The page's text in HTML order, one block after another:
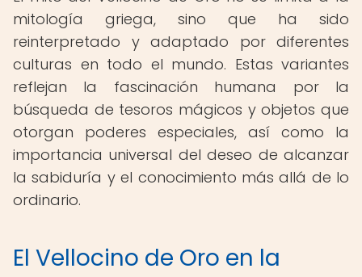
mitología griega, sino que ha sido
reinterpretado y adaptado por diferentes
culturas en todo el mundo. Estas variantes
reflejan la fascinación humana por la
búsqueda de tesoros mágicos y objetos que
otorgan poderes especiales, así como la
importancia universal del deseo de alcanzar
la sabiduría y el conocimiento más allá de lo
ordinario.
El Vellocino de Oro en la